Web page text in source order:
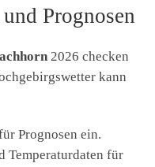
Prognosen
2026 checken
kann
Prognosen ein.
Temperaturdaten für